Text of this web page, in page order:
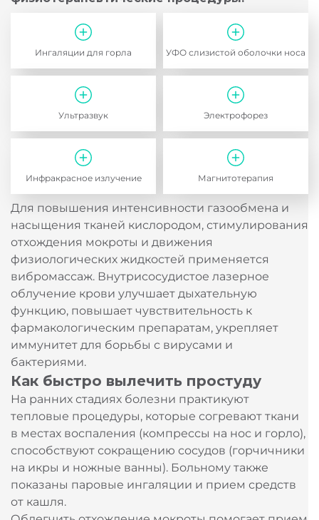
физиотерапевтические процедуры:
Ингаляции для горла
Ультразвук Электрофорез
Инфракрасное излучение Магнитотерапия
Для повышения интенсивности газообмена и
насыщения тканей кислородом, стимулирования
отхождения мокроты и движения
физиологических жидкостей применяется
вибромассаж. Внутрисосудистое лазерное
облучение крови улучшает дыхательную
функцию, повышает чувствительность к
фармакологическим препаратам, укрепляет
иммунитет для борьбы с вирусами и
бактериями.
Как быстро вылечить простуду
На ранних стадиях болезни практикуют
тепловые процедуры, которые согревают ткани
в местах воспаления (компрессы на нос и горло),
способствуют сокращению сосудов (горчичники
на икры и ножные ванны). Больному также
показаны паровые ингаляции и прием средств
от кашля.